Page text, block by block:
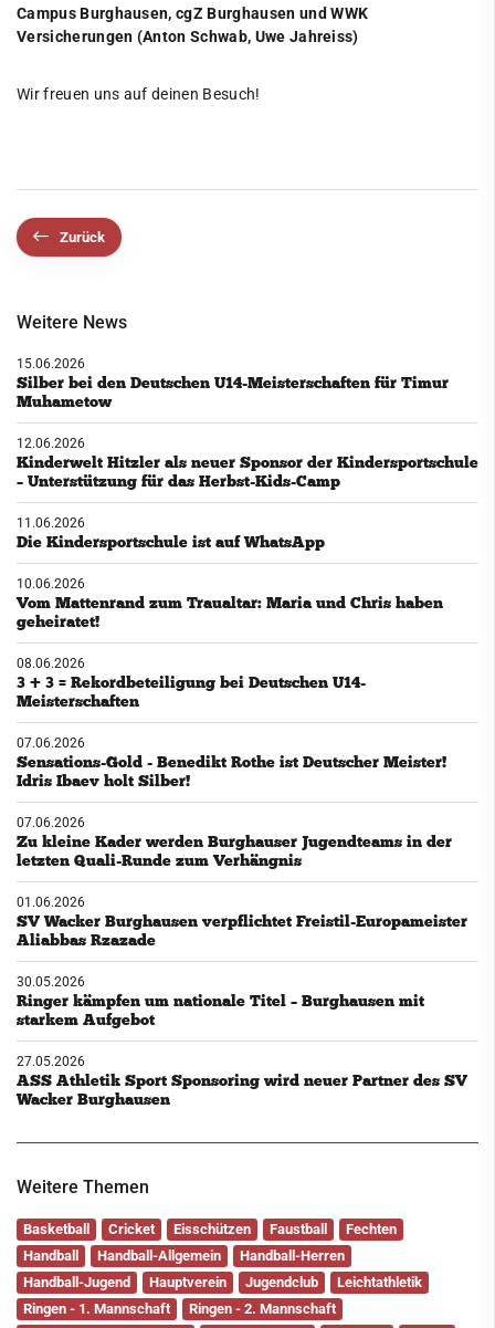
Campus Burghausen,cgZ Burghausen undWWK
Versicherungen (Anton Schwab, Uwe Jahreiss)
Wir freuen uns auf deinen Besuch!
Zurück
Weitere News
15.06.2026
Silber bei den Deutschen U14-Meisterschaften für Timur
Muhametow
12.06.2026
Kinderwelt Hitzler als neuer Sponsor der Kindersportschule
– Unterstützung für das Herbst-Kids-Camp
11.06.2026
Die Kindersportschule ist auf WhatsApp
10.06.2026
Vom Mattenrand zum Traualtar: Maria und Chris haben
geheiratet!
08.06.2026
3 + 3 = Rekordbeteiligung bei Deutschen U14-
Meisterschaften
07.06.2026
Sensations-Gold - Benedikt Rothe ist Deutscher Meister!
Idris Ibaev holt Silber!
07.06.2026
Zu kleine Kader werden Burghauser Jugendteams in der
letzten Quali-Runde zum Verhängnis
01.06.2026
SV Wacker Burghausen verpflichtet Freistil-Europameister
Aliabbas Rzazade
30.05.2026
Ringer kämpfen um nationale Titel – Burghausen mit
starkem Aufgebot
27.05.2026
ASS Athletik Sport Sponsoring wird neuer Partner des SV
Wacker Burghausen
Weitere Themen
Basketball Cricket Eisschützen Faustball
Fechten
Handball
Handball-Allgemein
Handball-Herren
Handball-Jugend
Hauptverein Jugendclub
Leichtathletik
Ringen - 1. Mannschaft
Ringen - 2. Mannschaft